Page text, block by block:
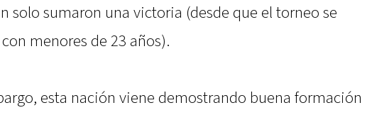
solo sumaron una victoria (desde que el torneo se
menores de 23 años).
esta nación viene demostrando buena formación